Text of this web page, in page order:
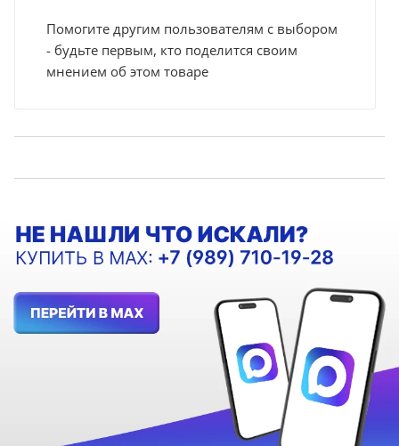
Помогите другим пользователям с выбором
- будьте первым, кто поделится своим
мнением об этом товаре